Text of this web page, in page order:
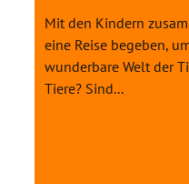
Mit den Kindern
eine Reise begeben,
wunderbare Welt der
Tiere? Sind...